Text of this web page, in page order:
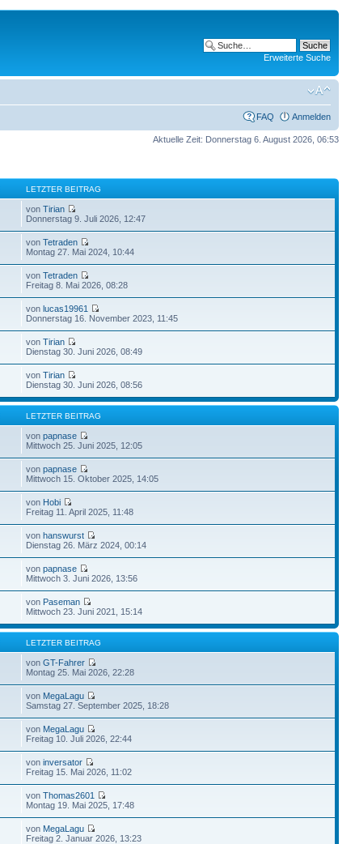
Erweiterte Suche
FAQ Anmelden
Aktuelle Zeit: Donnerstag 6. August 2026, 06:53
LETZTER BEITRAG
vonTirian
Donnerstag 9. Juli 2026, 12:47
vonTetraden
Montag 27. Mai 2024, 10:44
vonTetraden
Freitag 8. Mai 2026, 08:28
vonlucas19961
Donnerstag 16. November 2023, 11:45
vonTirian
Dienstag 30. Juni 2026, 08:49
vonTirian
Dienstag 30. Juni 2026, 08:56
LETZTER BEITRAG
vonpapnase
Mittwoch 25. Juni 2025, 12:05
vonpapnase
Mittwoch 15. Oktober 2025, 14:05
von Hobi
Freitag 11. April 2025, 11:48
vonhanswurst
Dienstag 26. März 2024, 00:14
vonpapnase
Mittwoch 3. Juni 2026, 13:56
von Paseman
Mittwoch 23. Juni 2021, 15:14
LETZTER BEITRAG
vonGT-Fahrer
Montag 25. Mai 2026, 22:28
von MegaLagu
Samstag 27. September 2025, 18:28
von MegaLagu
Freitag 10. Juli 2026, 22:44
voninversator
Freitag 15. Mai 2026, 11:02
vonThomas2601
Montag 19. Mai 2025, 17:48
von MegaLagu
Freitag 2. Januar 2026, 13:23